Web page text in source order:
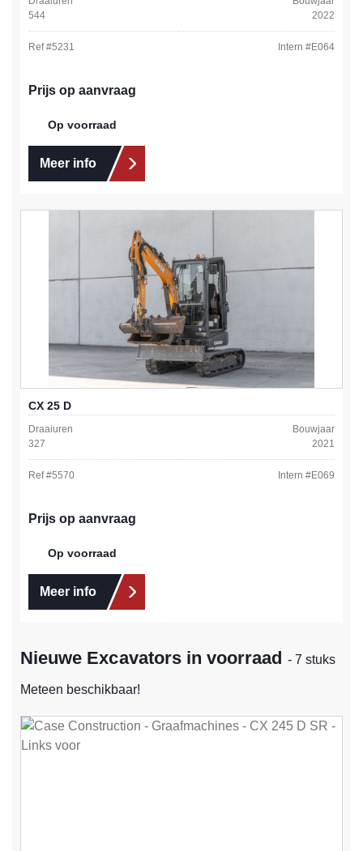
544
2022
Ref #5231 Intern #E064
Prijs op aanvraag
Op voorraad
Meer info
CX 25 D
Draaiuren
327
Bouwjaar
2021
Ref #5570 Intern #E069
Prijs op aanvraag
Op voorraad
Meer info
Nieuwe Excavators in voorraad - 7 stuks
Meteen beschikbaar!